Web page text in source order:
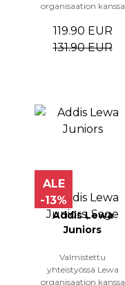
organisaation kanssa
119.90 EUR
131.90 EUR
ALE
-13%
Addis Lewa
Juniors
Valmistettu
yhteistyössä Lewa
organisaation kanssa